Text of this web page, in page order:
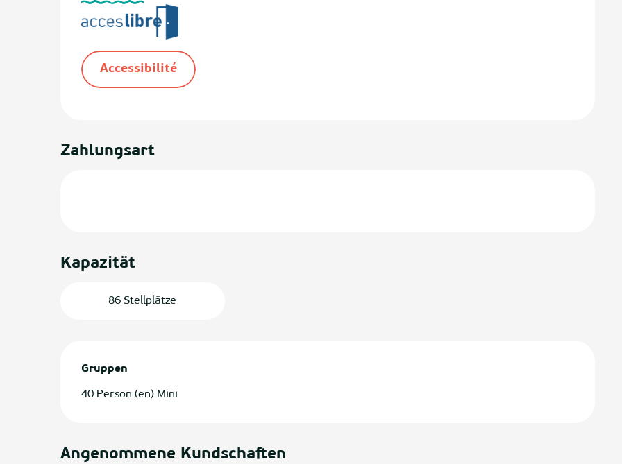
Accessibilité
Zahlungsart
Kapazität
86 Stellplätze
Gruppen
Gruppen
40 Person (en) Mini
Angenommene Kundschaften